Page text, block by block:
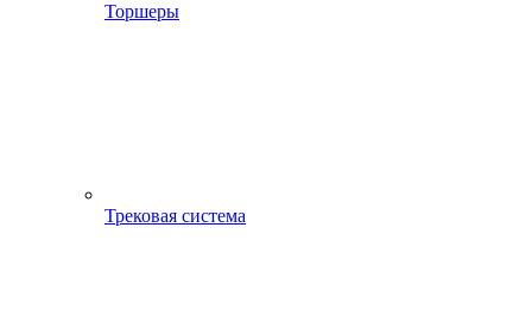
Торшеры
Трековая система